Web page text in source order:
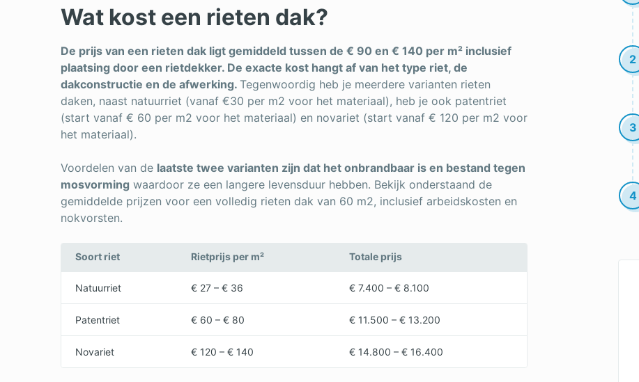
Wat kost een rieten dak?
De prijs van een rieten dak ligt gemiddeld tussen de € 90 en € 140 per m² inclusief
plaatsing door een rietdekker. De exacte kost hangt af van het type riet, de
dakconstructie en de afwerking. Tegenwoordig heb je meerdere varianten rieten
daken, naast natuurriet (vanaf €30 per m2 voor het materiaal), heb je ook patentriet
(start vanaf € 60 per m2 voor het materiaal) en novariet (start vanaf € 120 per m2 voor
het materiaal).
Voordelen van de laatste twee varianten zijn dat het onbrandbaar is en bestand tegen
mosvorming waardoor ze een langere levensduur hebben. Bekijk onderstaand de
gemiddelde prijzen voor een volledig rieten dak van 60 m2, inclusief arbeidskosten en
nokvorsten.
Soort riet Rietprijs per m² Totale prijs
Natuurriet € 27 – € 36 € 7.400 – € 8.100
Patentriet € 60 – € 80 € 11.500 – € 13.200
Novariet € 120 – € 140 € 14.800 – € 16.400
2
3
4